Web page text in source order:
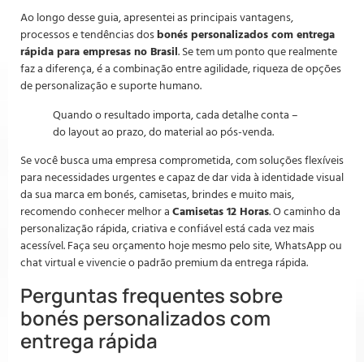
Ao longo desse guia, apresentei as principais vantagens,
processos e tendências dosbonés personalizados com entrega
rápida para empresas no Brasil. Se tem um ponto que realmente
faz a diferença, é a combinação entre agilidade, riqueza de opções
de personalização e suporte humano.
Quando o resultado importa, cada detalhe conta –
do layout ao prazo, do material ao pós-venda.
Se você busca uma empresa comprometida, com soluções flexíveis
para necessidades urgentes e capaz de dar vida à identidade visual
da sua marca em bonés, camisetas, brindes e muito mais,
recomendo conhecer melhor a Camisetas 12 Horas. O caminho da
personalização rápida, criativa e confiável está cada vez mais
acessível. Faça seu orçamento hoje mesmo pelo site, WhatsApp ou
chat virtual e vivencie o padrão premium da entrega rápida.
Perguntas frequentes sobre
bonés personalizados com
entrega rápida